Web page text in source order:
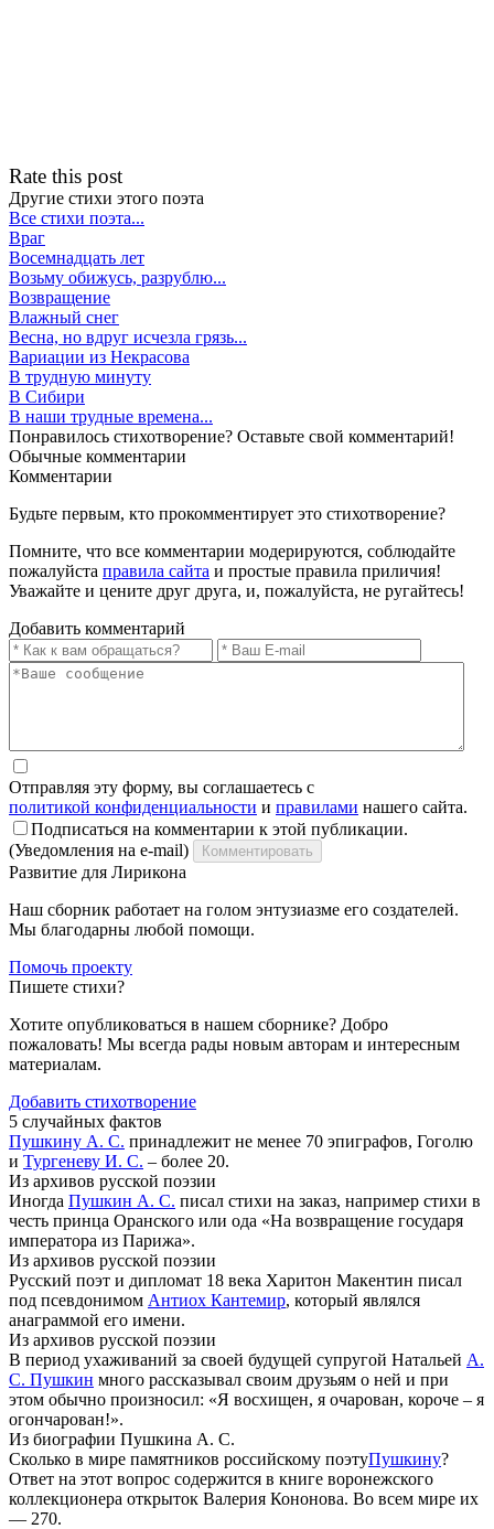
Rate this post
Другие стихи этого поэта
Все стихи поэта...
Враг
Восемнадцать лет
Возьму обижусь, разрублю...
Возвращение
Влажный снег
Весна, но вдруг исчезла грязь...
Вариации из Некрасова
В трудную минуту
В Сибири
В наши трудные времена...
Понравилось стихотворение? Оставьте свой комментарий!
Обычные комментарии
Комментарии
Будьте первым, кто прокомментирует это стихотворение?
Помните, что все комментарии модерируются, соблюдайте
пожалуйста правила сайта и простые правила приличия!
Уважайте и цените друг друга, и, пожалуйста, не ругайтесь!
Добавить комментарий
Отправляя эту форму, вы соглашаетесь с
политикой конфиденциальности и правилами нашего сайта.
Подписаться на комментарии к этой публикации.
(Уведомления на e-mail)
Комментировать
Развитие для Лирикона
Наш сборник работает на голом энтузиазме его создателей.
Мы благодарны любой помощи.
Помочь проекту
Пишете стихи?
Хотите опубликоваться в нашем сборнике? Добро
пожаловать! Мы всегда рады новым авторам и интересным
материалам.
Добавить стихотворение
5 случайных фактов
Пушкину А. С. принадлежит не менее 70 эпиграфов, Гоголю
и Тургеневу И. С. – более 20.
Из архивов русской поэзии
Иногда Пушкин А. С. писал стихи на заказ, например стихи в
честь принца Оранского или ода «На возвращение государя
императора из Парижа».
Из архивов русской поэзии
Русский поэт и дипломат 18 века Харитон Макентин писал
под псевдонимом Антиох Кантемир, который являлся
анаграммой его имени.
Из архивов русской поэзии
В период ухаживаний за своей будущей супругой Натальей А.
С. Пушкин много рассказывал своим друзьям о ней и при
этом обычно произносил: «Я восхищен, я очарован, короче – я
огончарован!».
Из биографии Пушкина А. С.
Сколько в мире памятников российскому поэтуПушкину?
Ответ на этот вопрос содержится в книге воронежского
коллекционера открыток Валерия Кононова. Во всем мире их
— 270.